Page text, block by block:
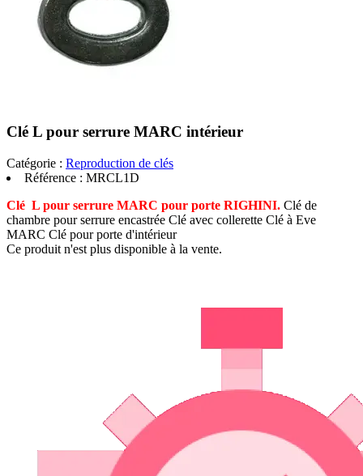
Clé L pour serrure MARC intérieur
Catégorie : Reproduction de clés
Référence : MRCL1D
Clé L pour serrure MARC pour porte RIGHINI. Clé de
chambre pour serrure encastrée Clé avec collerette Clé à Eve
MARC Clé pour porte d'intérieur
Ce produit n'est plus disponible à la vente.